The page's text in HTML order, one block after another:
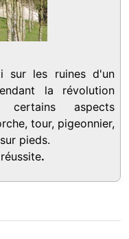
sur les ruines d'un
la révolution
certains aspects
tour, pigeonnier,
pieds.
.